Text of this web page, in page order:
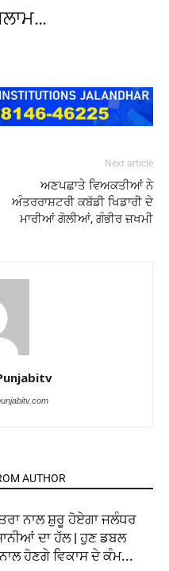
Next article
ਅਣਪਛਾਤੇ ਵਿਅਕਤੀਆਂ ਨੇ
ਅੰਤਰਰਾਸ਼ਟਰੀ ਕਬੱਡੀ ਖਿਡਾਰੀ ਦੇ
ਮਾਰੀਆਂ ਗੋਲੀਆਂ, ਗੰਭੀਰ ਜ਼ਖਮੀ
AUTHOR
ਨਾਲ ਸ਼ੁਰੂ ਹੋਏਗਾ ਜਲੰਧਰ
ਦਾ ਹੱਲ | ਹੁਣ ਡਬਲ
ਹੋਣਗੇ ਵਿਕਾਸ ਦੇ ਕੰਮ...